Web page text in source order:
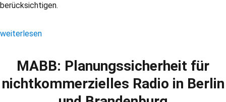
berücksichtigen.
„BFR: Offener Brief an die mabb“
weiterlesen
MABB: Planungssicherheit für
nichtkommerzielles Radio in Berlin